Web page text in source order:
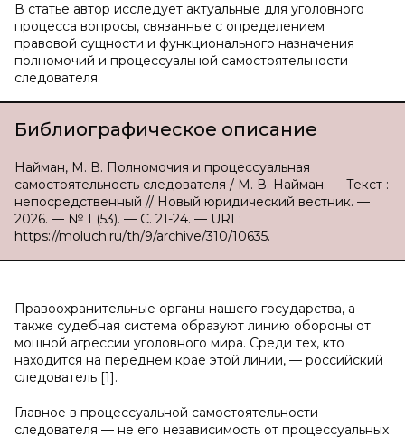
В статье автор исследует актуальные для уголовного
процесса вопросы, связанные с определением
правовой сущности и функционального назначения
полномочий и процессуальной самостоятельности
следователя.
Библиографическое описание
Найман, М. В. Полномочия и процессуальная
самостоятельность следователя / М. В. Найман. — Текст :
непосредственный // Новый юридический вестник. —
2026. — № 1 (53). — С. 21-24. — URL:
https://moluch.ru/th/9/archive/310/10635.
Правоохранительные органы нашего государства, а
также судебная система образуют линию обороны от
мощной агрессии уголовного мира. Среди тех, кто
находится на переднем крае этой линии, — российский
следователь [1].
Главное в процессуальной самостоятельности
следователя — не его независимость от процессуальных